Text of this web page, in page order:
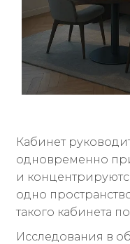
Кабинет
одновременно
и
одно
такого кабинета
Исследования в